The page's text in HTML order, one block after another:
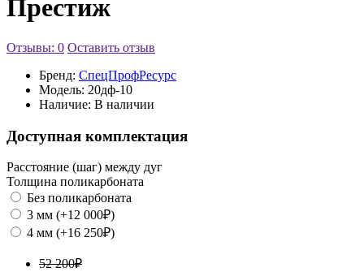
Престиж
Отзывы: 0 Оставить отзыв
Бренд: СпецПрофРесурс
Модель: 20дф-10
Наличие: В наличии
Доступная комплектация
Расстояние (шаг) между дуг
Толщина поликарбоната
Без поликарбоната
3 мм (+12 000₽)
4 мм (+16 250₽)
52 200₽